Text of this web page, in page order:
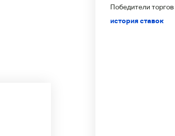
Победители торгов
история ставок